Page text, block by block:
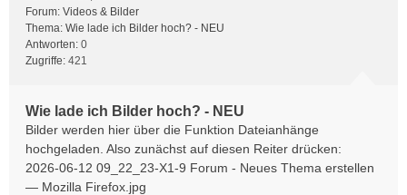
Forum: Videos & Bilder
Thema: Wie lade ich Bilder hoch? - NEU
Antworten: 0
Zugriffe: 421
Wie lade ich Bilder hoch? - NEU
Bilder werden hier über die Funktion Dateianhänge
hochgeladen. Also zunächst auf diesen Reiter drücken:
2026-06-12 09_22_23-X1-9 Forum - Neues Thema erstellen
— Mozilla Firefox.jpg